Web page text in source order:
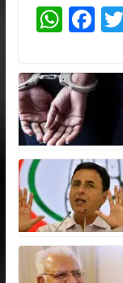
W
at
s
A
p
p
F
e
b
o
k